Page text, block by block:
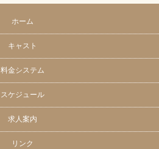
ホーム
キャスト
料金システム
スケジュール
求人案内
リンク